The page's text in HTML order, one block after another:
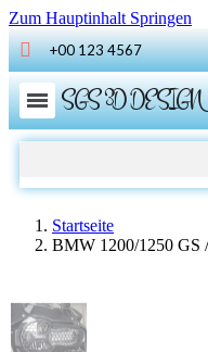
Zum Hauptinhalt Springen
+00 123 4567
SGS 3D DESIGN
Startseite
BMW 1200/1250 GS